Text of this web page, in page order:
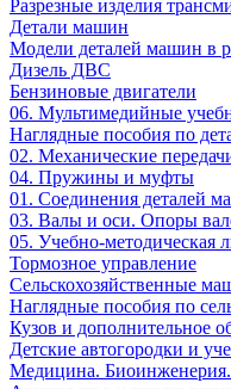
Разрезные изделия
Детали машин
Модели деталей машин в
Дизель ДВС
Бензиновые двигатели
06. Мультимедийные
Наглядные пособия по
02. Механические
04. Пружины и муфты
01. Соединения деталей
03. Валы и оси. Опоры
05. Учебно-методическая
Тормозное управление
Сельскохозяйственные
Наглядные пособия по
Кузов и дополнительное
Детские автогородки и
Медицина. Биоинженерия.